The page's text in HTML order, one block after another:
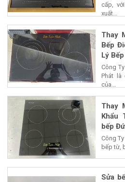
cấp,
xuất...
Thay
Bếp
Lý
Công
Phát là
của...
Thay
Khẩu
bếp
Công
bếp từ,
Sửa